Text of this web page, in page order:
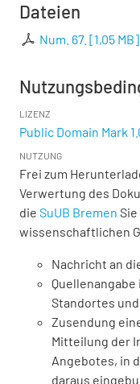
Dateien
Num. 67. [1,05 MB]
LIZENZ
Public Domain Mark
NUTZUNG
Frei zum
Verwertung des
die SuUB Bremen
wissenschaftlichen
Nachricht an
Standortes
Zusendung
Mitteilung der
Angebotes, in
daraus